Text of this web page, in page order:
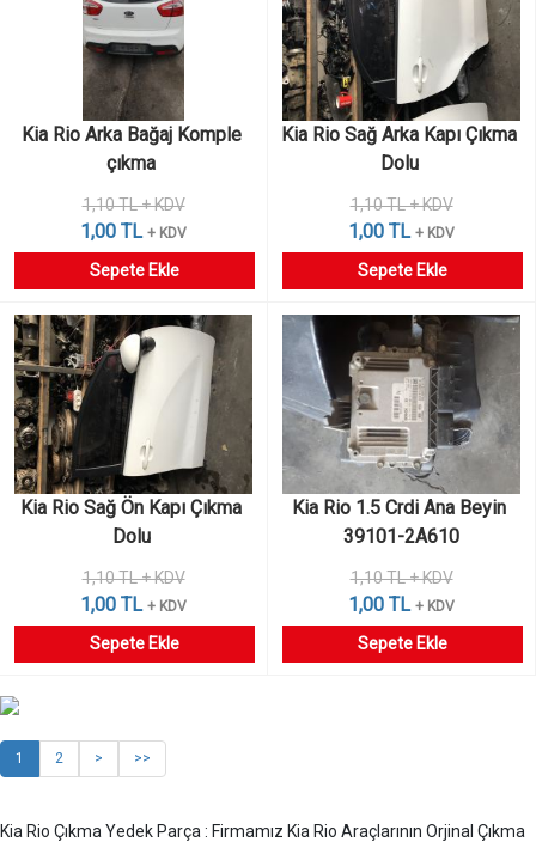
Kia Rio Arka Bağaj Komple
çıkma
1,10 TL + KDV
1,00 TL + KDV
Sepete Ekle
Kia Rio Sağ Arka Kapı Çıkma
Dolu
1,10 TL + KDV
1,00 TL + KDV
Sepete Ekle
Kia Rio Sağ Ön Kapı Çıkma
Dolu
1,10 TL + KDV
1,00 TL + KDV
Sepete Ekle
Kia Rio 1.5 Crdi Ana Beyin
39101-2A610
1,10 TL + KDV
1,00 TL + KDV
Sepete Ekle
1 2 > >>
Kia Rio Çıkma Yedek Parça : Firmamız Kia Rio Araçlarının Orjinal Çıkma